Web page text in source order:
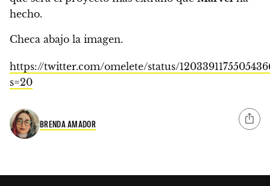
hecho.
Checa abajo la imagen.
https://twitter.com/omelete/status/
s=20
BRENDA AMADOR